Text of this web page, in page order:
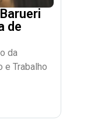
de
da
e Trabalho